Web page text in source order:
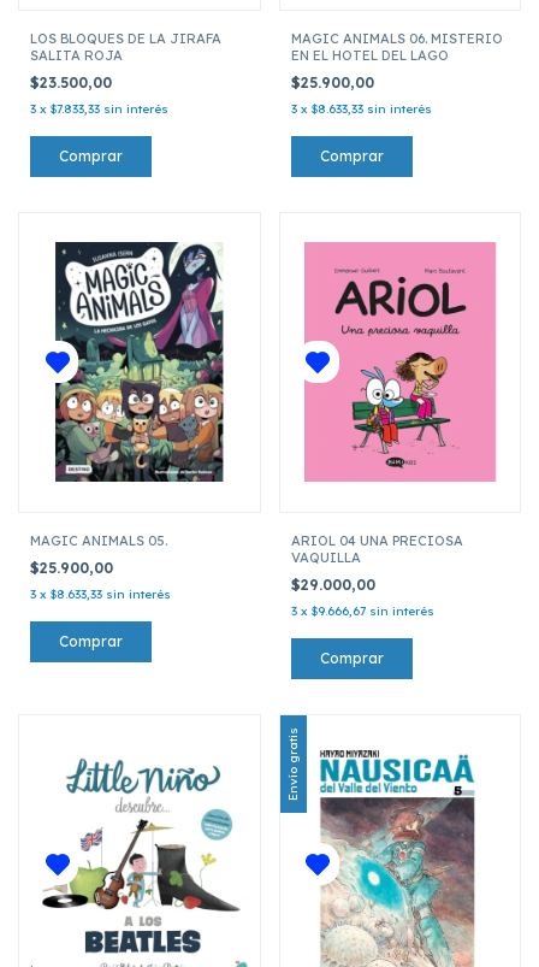
LOS BLOQUES DE LA JIRAFA
SALITA ROJA
$23.500,00
3 x $7.833,33 sin interés
MAGIC ANIMALS 06. MISTERIO
EN EL HOTEL DEL LAGO
$25.900,00
3 x $8.633,33 sin interés
MAGIC ANIMALS 05.
$25.900,00
3 x $8.633,33 sin interés
ARIOL 04 UNA PRECIOSA
VAQUILLA
$29.000,00
3 x $9.666,67 sin interés
Envío gratis